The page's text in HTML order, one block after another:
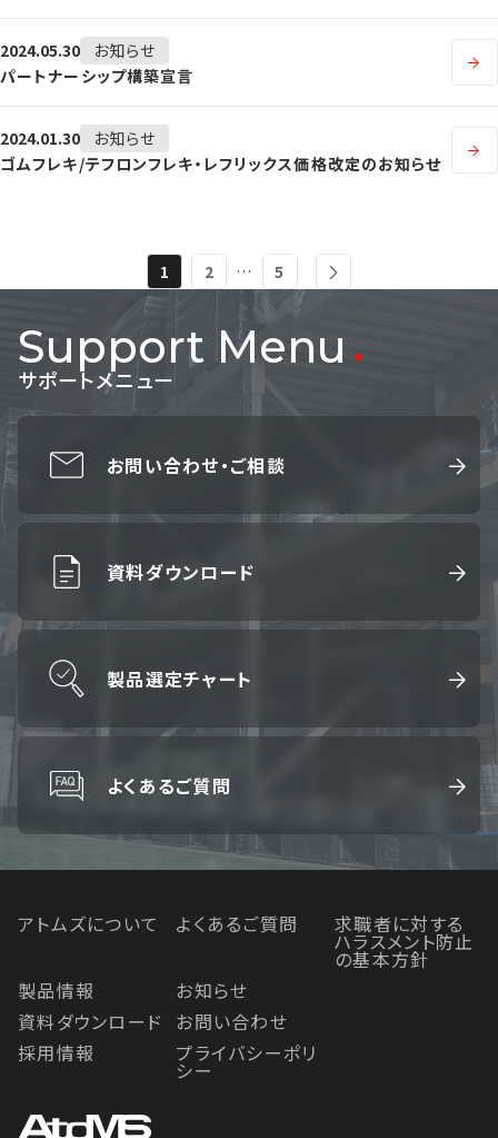
2024.05.30
お知らせ
パートナーシップ構築宣言
2024.01.30
お知らせ
ゴムフレキ/テフロンフレキ・レフリックス価格改定のお知らせ
1 2 … 5
Support Menu
サポートメニュー
お問い合わせ・ご相談
資料ダウンロード
製品選定チャート
よくあるご質問
アトムズについて
製品情報
資料ダウンロード
採用情報
よくあるご質問
お知らせ
お問い合わせ
プライバシーポリ
シー
求職者に対する
ハラスメント防止
の基本方針